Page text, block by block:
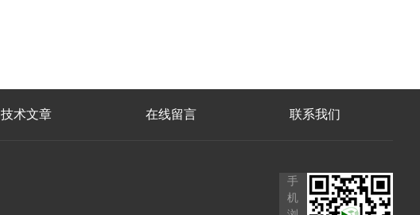
技术文章 在线留言 联系我们
手
机